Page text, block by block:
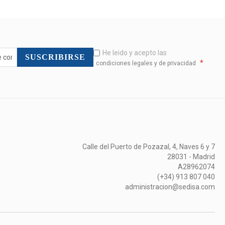
SUSCRIBIRSE He leido y acepto las
condiciones legales y de privacidad *
Calle del Puerto de Pozazal, 4, Naves 6 y 7
28031 - Madrid
A28962074
(+34) 913 807 040
administracion@sedisa.com